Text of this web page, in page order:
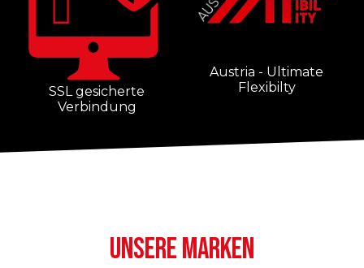
SSL gesicherte
Verbindung
Austria - Ultimate
Flexibilty
UNSERE MARKEN